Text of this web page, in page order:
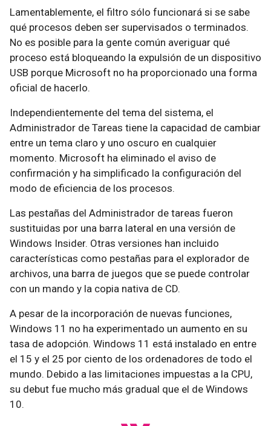
Lamentablemente, el filtro sólo funcionará si se sabe
qué procesos deben ser supervisados o terminados.
No es posible para la gente común averiguar qué
proceso está bloqueando la expulsión de un dispositivo
USB porque Microsoft no ha proporcionado una forma
oficial de hacerlo.
Independientemente del tema del sistema, el
Administrador de Tareas tiene la capacidad de cambiar
entre un tema claro y uno oscuro en cualquier
momento. Microsoft ha eliminado el aviso de
confirmación y ha simplificado la configuración del
modo de eficiencia de los procesos.
Las pestañas del Administrador de tareas fueron
sustituidas por una barra lateral en una versión de
Windows Insider. Otras versiones han incluido
características como pestañas para el explorador de
archivos, una barra de juegos que se puede controlar
con un mando y la copia nativa de CD.
A pesar de la incorporación de nuevas funciones,
Windows 11 no ha experimentado un aumento en su
tasa de adopción. Windows 11 está instalado en entre
el 15 y el 25 por ciento de los ordenadores de todo el
mundo. Debido a las limitaciones impuestas a la CPU,
su debut fue mucho más gradual que el de Windows
10.